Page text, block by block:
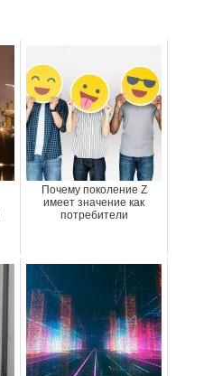
Почему поколение Z
имеет значение как
потребители